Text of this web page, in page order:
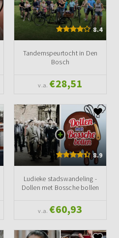
8.4
Tandemspeurtocht in Den
Bosch
v.a. €28,51
8.9
Ludieke stadswandeling -
Dollen met Bossche bollen
v.a. €60,93